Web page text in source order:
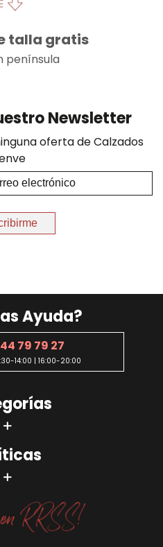
talla gratis
península
Newsletter
oferta de Calzados
Ayuda?
79 79 27
14:00 | 16:00-20:00